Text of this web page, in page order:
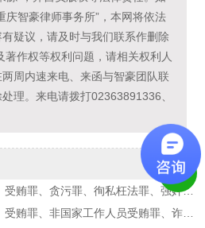
庆智豪律师事务所”，本网将依法
疑议，请及时与我们联系作删除
作权等权利问题，请相关权利人
周内速来电、来函与智豪团队联
理。来电请拨打02363891336、
法罪、强奸罪、猥亵儿童罪、诈骗罪等罪名的案件进行了集体讨论。
、组织卖淫罪、抢劫罪、敲诈勒索罪、违法发放贷款罪、高利转贷罪等罪名的案件进行了